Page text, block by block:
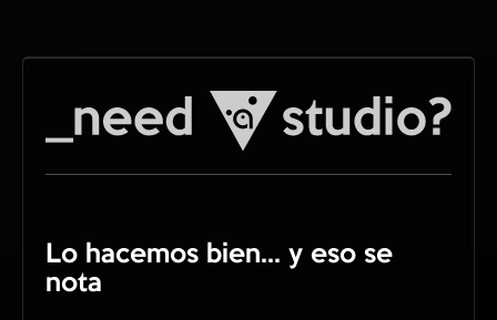
Lo hacemos bien... y eso se
nota